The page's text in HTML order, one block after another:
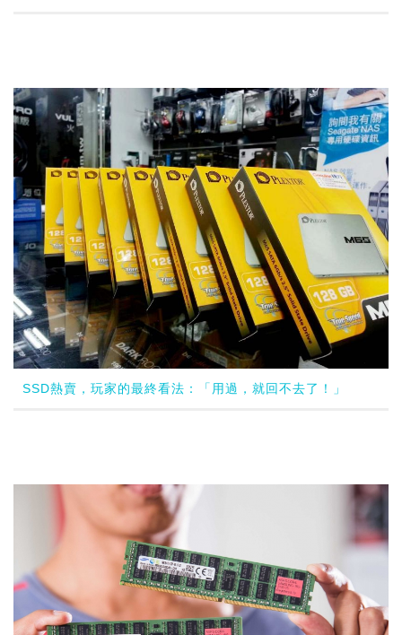
SSD熱賣，玩家的最終看法：「用過，就回不去了！」